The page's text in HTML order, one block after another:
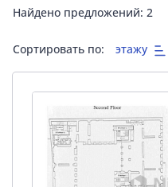
Найдено предложений: 2
Сортировать по: этажу